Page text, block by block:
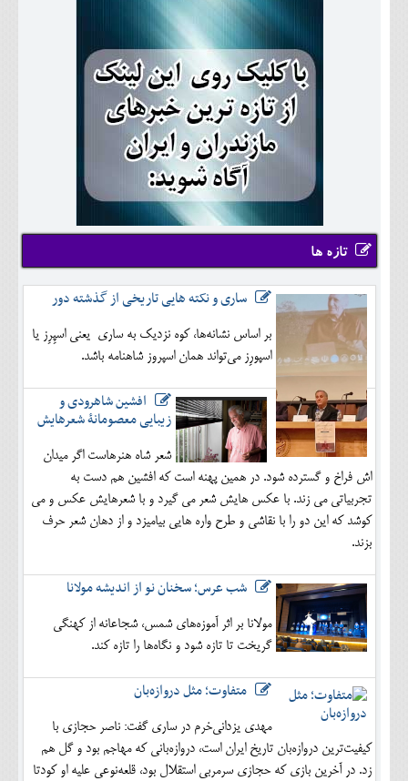
تازه ها
ساری و نکته هایی تاریخی از گذشته دور
بر اساس نشانه‌ها، کوه نزدیک به ساری یعنی اسپِرِز یا
اسپورِز می‌تواند همان اسپروز شاهنامه باشد.
افشین شاهرودی و
زیبایی معصومانۀ شعرهایش
شعر شاه هنرهاست اگر میدان
اش فراخ و گسترده شود. در همین پهنه است که افشین هم دست به
تجربیاتی می زند. با عکس هایش شعر می گیرد و با شعرهایش عکس و می
کوشد که این دو را با نقاشی و طرح واره هایی بیامیزد و از دهان شعر حرف
بزند.
شب عرس؛ سخنان نو از اندیشه مولانا
مولانا بر اثر آموزه‌های شمس، شجاعانه از کهنگی
گریخت تا تازه شود و نگاه‌ها را تازه کند.
متفاوت؛ مثل دروازه‌بان
مهدی یزدانی‌خرم در ساری گفت: ناصر حجازی با
کیفیت‌ترین دروازه‌بان تاریخ ایران است، دروازه‌بانی که مهاجم بود و گل هم
زد. در آخرین بازی که حجازی سرمربی استقلال بود، قلعه‌نوعی علیه او کودتا